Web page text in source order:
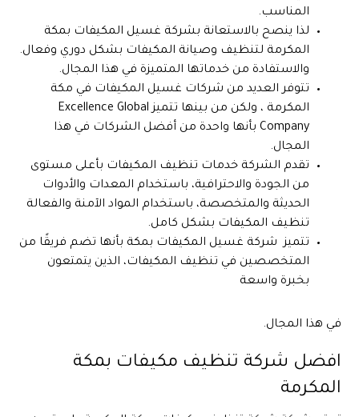
المناسب.
لذا ينصح بالاستعانة بشركة غسيل المكيفات بمكة
المكرمة لتنظيف وصيانة المكيفات بشكل دوري وفعال.
والاستفادة من خدماتها المتميزة في هذا المجال.
تتوفر العديد من شركات غسيل المكيفات في مكة
المكرمة ، ولكن من بينها تتميز Excellence Global
Company بأنها واحدة من أفضل الشركات في هذا
المجال.
تقدم الشركة خدمات تنظيف المكيفات بأعلى مستوى
من الجودة والاحترافية، باستخدام المعدات والأدوات
الحديثة والمتخصصة، باستخدام المواد الآمنة والفعالة
تنظيف المكيفات بشكل كامل.
تتميز شركة غسيل المكيفات بمكة بأنها تضم فريقًا من
المتخصصين في تنظيف المكيفات، الذين يتمتعون
بخبرة واسعة
في هذا المجال.
افضل شركة تنظيف مكيفات بمكة
المكرمة